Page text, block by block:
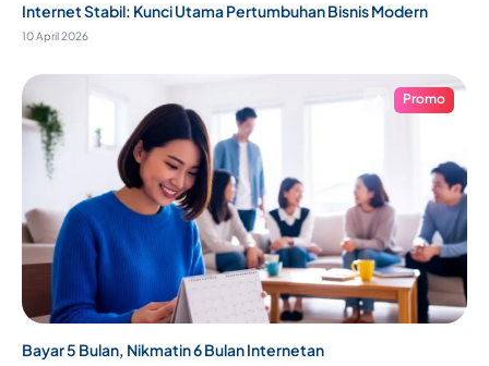
Internet Stabil: Kunci Utama Pertumbuhan Bisnis Modern
10 April 2026
Promo
Bayar 5 Bulan, Nikmatin 6 Bulan Internetan